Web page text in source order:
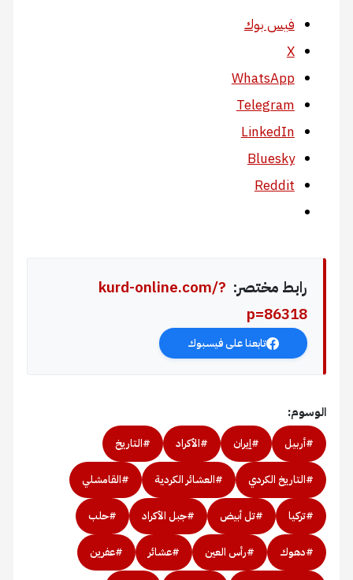
فيس بوك
X
WhatsApp
Telegram
LinkedIn
Bluesky
Reddit
رابط مختصر: kurd-online.com/?
p=86318
تابعنا على فيسبوك
الوسوم:
#أربيل #إيران #الأكراد #التاريخ
#التاريخ الكردي #العشائر الكردية #القامشلي
#تركيا #تل أبيض #جبل الأكراد #حلب
#دهوك #رأس العين #عشائر #عفرين